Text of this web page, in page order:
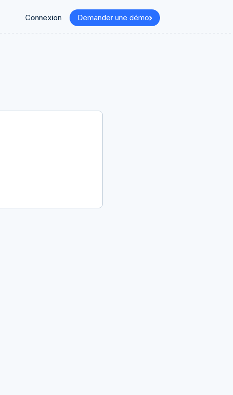
Connexion
Demander une démo